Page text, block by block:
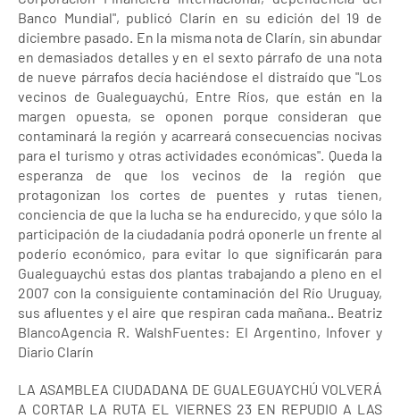
Banco Mundial", publicó Clarín en su edición del 19 de
diciembre pasado. En la misma nota de Clarín, sin abundar
en demasiados detalles y en el sexto párrafo de una nota
de nueve párrafos decía haciéndose el distraído que "Los
vecinos de Gualeguaychú, Entre Ríos, que están en la
margen opuesta, se oponen porque consideran que
contaminará la región y acarreará consecuencias nocivas
para el turismo y otras actividades económicas". Queda la
esperanza de que los vecinos de la región que
protagonizan los cortes de puentes y rutas tienen,
conciencia de que la lucha se ha endurecido, y que sólo la
participación de la ciudadanía podrá oponerle un frente al
poderío económico, para evitar lo que significarán para
Gualeguaychú estas dos plantas trabajando a pleno en el
2007 con la consiguiente contaminación del Río Uruguay,
sus afluentes y el aire que respiran cada mañana.. Beatriz
BlancoAgencia R. WalshFuentes: El Argentino, Infover y
Diario Clarín
LA ASAMBLEA CIUDADANA DE GUALEGUAYCHÚ VOLVERÁ
A CORTAR LA RUTA EL VIERNES 23 EN REPUDIO A LAS